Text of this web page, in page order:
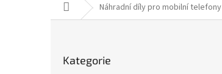
Domů Náhradní díly pro mobilní telefony
kategorie
Kategorie